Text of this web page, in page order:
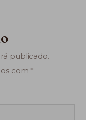
publicado.
com *